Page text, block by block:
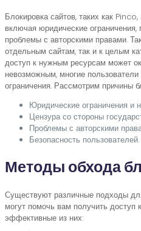
Блокировка сайтов, таких как
включая юридические
проблемы с авторскими правами.
отдельным сайтам, так и к целым
доступ к нужным ресурсам может
невозможным, многие
ограничения. Рассмотрим причины
Юридические ограничения и
Цензура со стороны
Проблемы с авторскими
Безопасность пользователей.
Методы обхода
Существуют различные подходы
могут помочь вам получить
эффективные из них: